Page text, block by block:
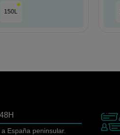
150L
España peninsular.